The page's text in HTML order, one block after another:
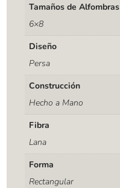
Tamaños de Alfombras
6×8
Diseño
Persa
Construcción
Hecho a Mano
Fibra
Lana
Forma
Rectangular